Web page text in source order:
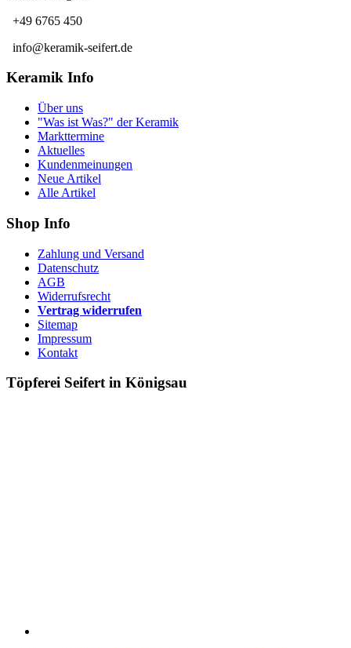
+49 6765 450
info@keramik-seifert.de
Keramik Info
Über uns
"Was ist Was?" der Keramik
Markttermine
Aktuelles
Kundenmeinungen
Neue Artikel
Alle Artikel
Shop Info
Zahlung und Versand
Datenschutz
AGB
Widerrufsrecht
Vertrag widerrufen
Sitemap
Impressum
Kontakt
Töpferei Seifert in Königsau